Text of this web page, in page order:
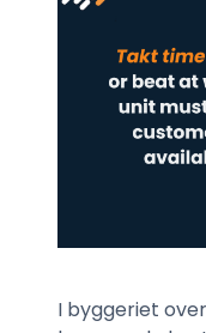
I byggeriet